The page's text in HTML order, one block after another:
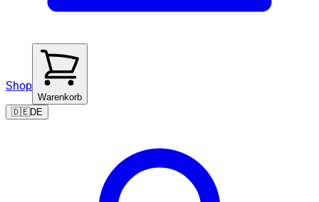
Shop
Warenkorb
🇩🇪DE